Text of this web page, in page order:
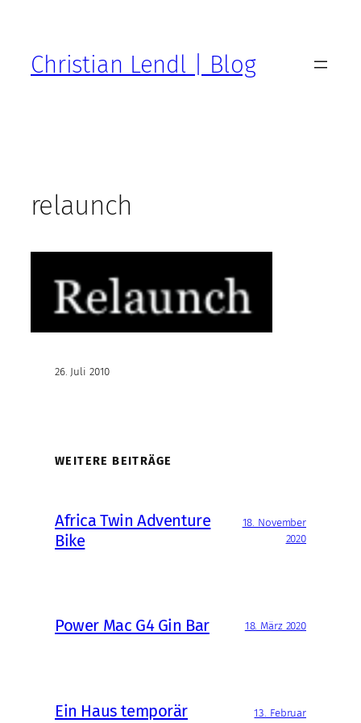
Christian Lendl | Blog
relaunch
26. Juli 2010
WEITERE BEITRÄGE
Africa Twin Adventure
Bike
18. November
2020
Power Mac G4 Gin Bar 18. März 2020
Ein Haus temporär
13. Februar